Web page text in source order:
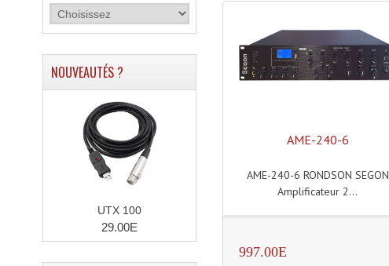
AME-240-6
AME-240-6 RONDSON SEGON
Amplificateur 2...
997.00E
NOUVEAUTÉS ?
UTX 100
29.00E